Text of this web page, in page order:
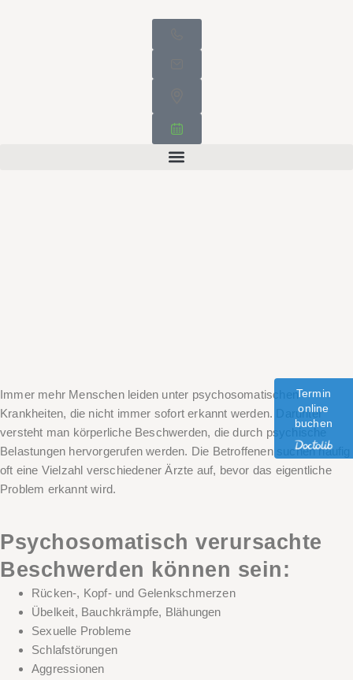
Immer mehr Menschen leiden unter psychosomatischen
Krankheiten, die nicht immer sofort erkannt werden. Darunter
versteht man körperliche Beschwerden, die durch psychische
Belastungen hervorgerufen werden. Die Betroffenen suchen häufig
oft eine Vielzahl verschiedener Ärzte auf, bevor das eigentliche
Problem erkannt wird.
Psychosomatisch verursachte
Beschwerden können sein:
Rücken-, Kopf- und Gelenkschmerzen
Übelkeit, Bauchkrämpfe, Blähungen
Sexuelle Probleme
Schlafstörungen
Aggressionen
Termin
online
buchen